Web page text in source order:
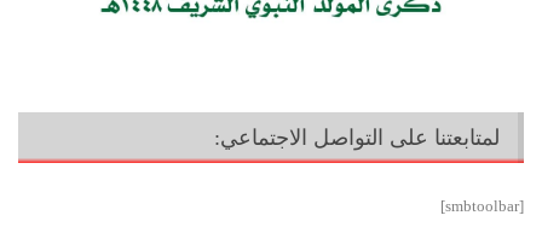
لمتابعتنا على التواصل الاجتماعي:
[smbtoolbar]